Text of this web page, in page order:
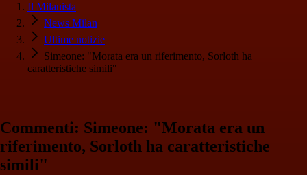
Il Milanista
News Milan
Ultime notizie
Simeone: "Morata era un riferimento, Sorloth ha
caratteristiche simili"
Commenti: Simeone: "Morata era un
riferimento, Sorloth ha caratteristiche
simili"